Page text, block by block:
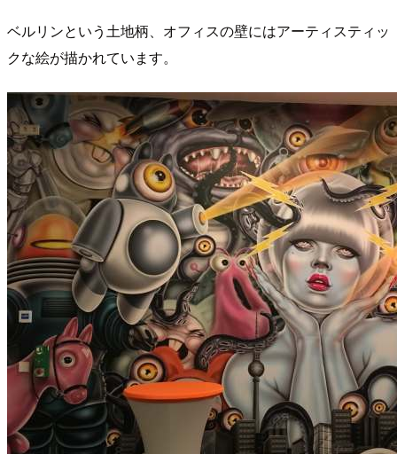
ベルリンという土地柄、オフィスの壁にはアーティスティッ
クな絵が描かれています。